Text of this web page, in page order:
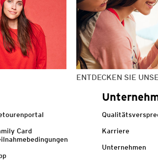
ENTDECKEN SIE
Card
Karriere
Unternehmen